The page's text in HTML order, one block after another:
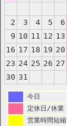
2
3 4 5 6
9 10 11 12 13
16 17 18 19 20
23 24 25 26 27
30 31
今日
定休日/休業
営業時間短縮